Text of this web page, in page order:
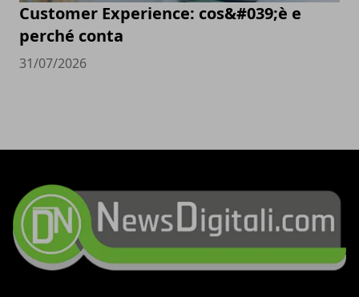
Customer Experience: cos&#039;è e
perché conta
31/07/2026